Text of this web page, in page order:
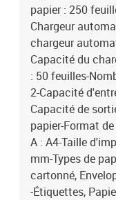
papier : 250
Chargeur
chargeur
Capacité du
: 50 feuilles-
2-Capacité
Capacité de
papier-Format
A : A4-Taille
mm-Types de
cartonné,
-Étiquettes,